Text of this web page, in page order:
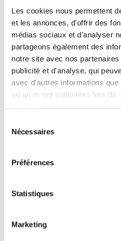
Les cookies nous permettent
et les annonces, d'offrir des
médias sociaux et d'analyser
partageons également des
notre site avec nos
publicité et d'analyse, qui
avec d'autres informations
ou qu'ils ont collectées lors de
services.
Nécessaires
Préférences
Statistiques
Marketing
À travers nos
avant notre savoir-faire,
et notre passion pour
intérieurs bien pensés.
De la cuisine
traditionnelle, nous
matériaux, finitions
est pensée pour allier